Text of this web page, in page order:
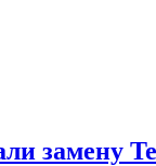
замену